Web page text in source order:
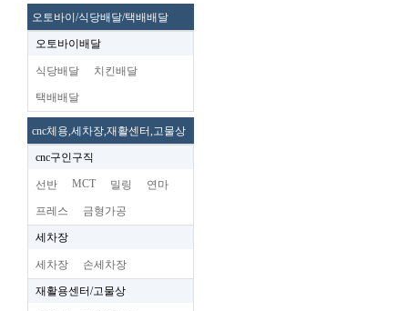
오토바이/식당배달/택배배달
오토바이배달
식당배달 치킨배달
택배배달
cnc체용,세차장,재활센터,고물상
cnc구인구직
선반 MCT 밀링 연마
프레스 금형가공
세차장
세차장 손세차장
재활용센터/고물상